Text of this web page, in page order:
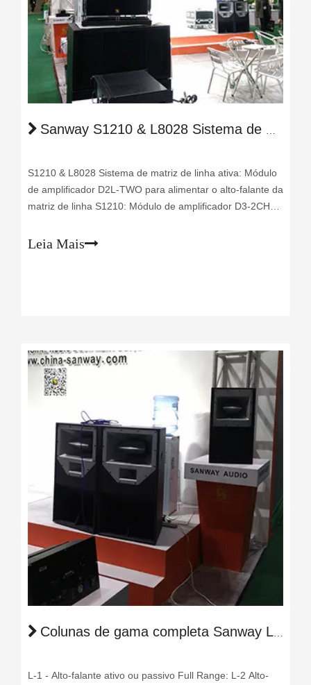
Sanway S1210 & L8028 Sistema de Matriz de Linha Ativa em 2017 Guangzhou Prolight + Sound Expo
S1210 & L8028 Sistema de matriz de linha ativa: Módulo
de amplificador D2L-TWO para alimentar o alto-falante da
matriz de linha S1210: Módulo de amplificador D3-2CH
Leia Mais
Colunas de gama completa Sanway L-1 & L-2 em 2017 Guangzhou Prolight + Sound Expo
L-1 - Alto-falante ativo ou passivo Full Range: L-2 Alto-